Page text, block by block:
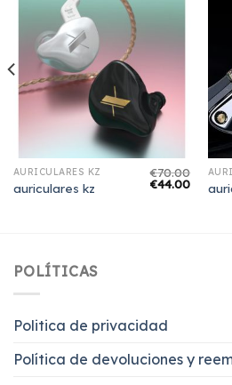
AURICULARES KZ
auriculares kz
€70.00
€44.00
POLÍTICAS
Politica de privacidad
Política de devoluciones y